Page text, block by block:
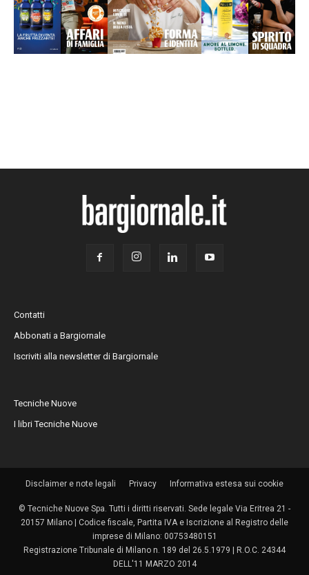
Contatti
Abbonati a Bargiornale
Iscriviti alla newsletter di Bargiornale
Tecniche Nuove
I libri Tecniche Nuove
Disclaimer e note legali Privacy Informativa estesa sui cookie
© Tecniche Nuove Spa. Tutti i diritti riservati. Sede legale Via Eritrea 21 -
20157 Milano | Codice fiscale, Partita IVA e Iscrizione al Registro delle
imprese di Milano: 00753480151
Registrazione Tribunale di Milano n. 189 del 26.5.1979 | R.O.C. 24344
DELL'11 MARZO 2014